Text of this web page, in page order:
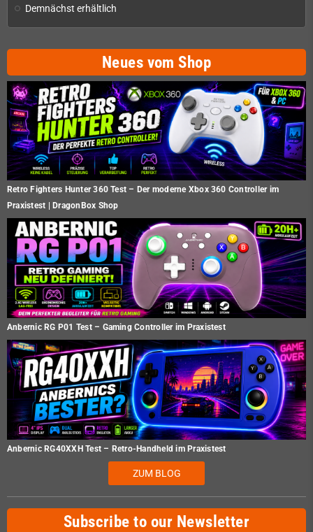
Demnächst erhältlich
Neues vom Shop
Retro Fighters Hunter 360 Test – Der moderne Xbox 360 Controller im
Praxistest | DragonBox Shop
Anbernic RG P01 Test – Gaming Controller im Praxistest
Anbernic RG40XXH Test – Retro-Handheld im Praxistest
ZUM BLOG
Subscribe to our Newsletter